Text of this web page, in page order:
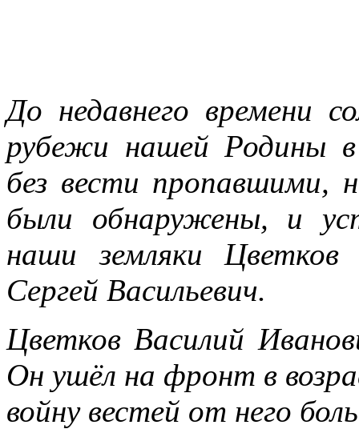
До недавнего времени
рубежи нашей Родины в
без вести пропавшими,
были обнаружены, и
наши земляки
Сергей Васильевич.
Цветков Василий
Он ушёл на фронт в
войну вестей от него